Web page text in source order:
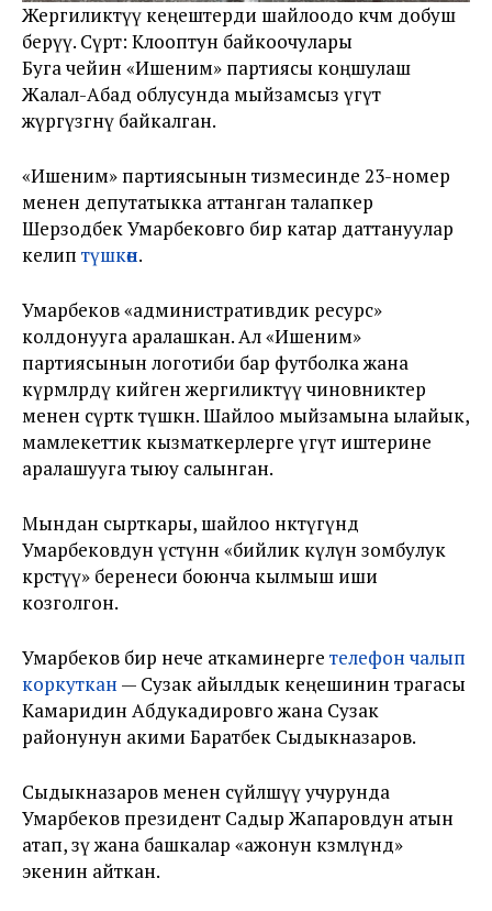
Жергиликтүү кеңештерди шайлоодо көчмө добуш
берүү. Сүрөт: Клооптун байкоочулары
Буга чейин «Ишеним» партиясы коңшулаш
Жалал-Абад облусунда мыйзамсыз үгүт
жүргүзгөнү байкалган.
«Ишеним» партиясынын тизмесинде 23-номер
менен депутатыкка аттанган талапкер
Шерзодбек Умарбековго бир катар даттануулар
келип түшкөн.
Умарбеков «административдик ресурс»
колдонууга аралашкан. Ал «Ишеним»
партиясынын логотиби бар футболка жана
күрмөлөрдү кийген жергиликтүү чиновниктер
менен сүрөткө түшкөн. Шайлоо мыйзамына ылайык,
мамлекеттик кызматкерлерге үгүт иштерине
аралашууга тыюу салынган.
Мындан сырткары, шайлоо өнөктүгүндө
Умарбековдун үстүнөн «бийлик өкүлүнө зомбулук
көрсөтүү» беренеси боюнча кылмыш иши
козголгон.
Умарбеков бир нече аткаминерге телефон чалып
коркуткан — Сузак айылдык кеңешинин төрагасы
Камаридин Абдукадировго жана Сузак
районунун акими Баратбек Сыдыкназаров.
Сыдыкназаров менен сүйлөшүү учурунда
Умарбеков президент Садыр Жапаровдун атын
атап, өзү жана башкалар «ажонун көзөмөлүндө»
экенин айткан.